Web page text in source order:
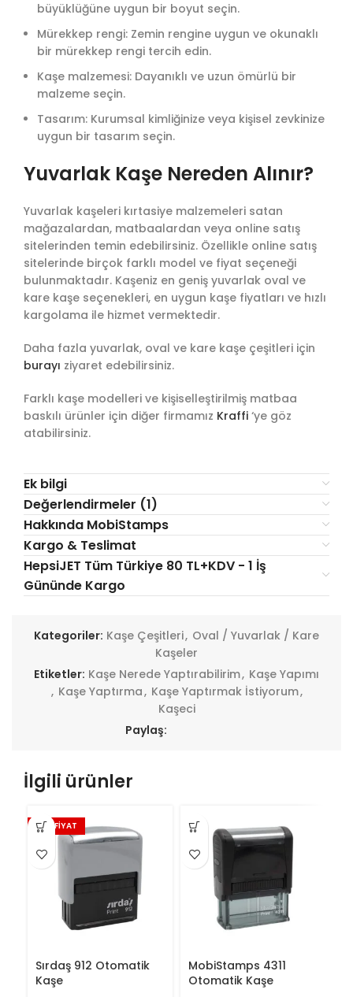
büyüklüğüne uygun bir boyut seçin.
Mürekkep rengi: Zemin rengine uygun ve okunaklı
bir mürekkep rengi tercih edin.
Kaşe malzemesi: Dayanıklı ve uzun ömürlü bir
malzeme seçin.
Tasarım: Kurumsal kimliğinize veya kişisel zevkinize
uygun bir tasarım seçin.
Yuvarlak Kaşe Nereden Alınır?
Yuvarlak kaşeleri kırtasiye malzemeleri satan
mağazalardan, matbaalardan veya online satış
sitelerinden temin edebilirsiniz. Özellikle online satış
sitelerinde birçok farklı model ve fiyat seçeneği
bulunmaktadır. Kaşeniz en geniş yuvarlak oval ve
kare kaşe seçenekleri, en uygun kaşe fiyatları ve hızlı
kargolama ile hizmet vermektedir.
Daha fazla yuvarlak, oval ve kare kaşe çeşitleri için
burayı ziyaret edebilirsiniz.
Farklı kaşe modelleri ve kişiselleştirilmiş matbaa
baskılı ürünler için diğer firmamız Kraffi ‘ye göz
atabilirsiniz.
Ek bilgi
Değerlendirmeler (1)
Hakkında MobiStamps
Kargo & Teslimat
HepsiJET Tüm Türkiye 80 TL+KDV - 1 İş
Gününde Kargo
Kategoriler: Kaşe Çeşitleri, Oval / Yuvarlak / Kare
Kaşeler
Etiketler: Kaşe Nerede Yaptırabilirim, Kaşe Yapımı
, Kaşe Yaptırma, Kaşe Yaptırmak İstiyorum,
Kaşeci
Paylaş:
İlgili ürünler
ŞOK FİYAT
Sırdaş 912 Otomatik
Kaşe
MobiStamps 4311
Otomatik Kaşe